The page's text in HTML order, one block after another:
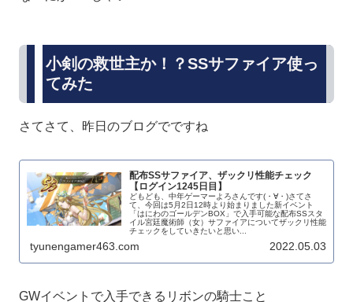
小剣の救世主か！？SSサファイア使っ
てみた
さてさて、昨日のブログでですね
配布SSサファイア、ザックリ性能チェック
【ログイン1245日目】
どもども、中年ゲーマーよろさんです(・∀・)さてさ
て、今回は5月2日12時より始まりました新イベント
「はにわのゴールデンBOX」で入手可能な配布SSスタ
イル宮廷魔術師（女）サファイアについてザックリ性能
チェックをしていきたいと思い...
tyunengamer463.com 2022.05.03
GWイベントで入手できるリボンの騎士こと